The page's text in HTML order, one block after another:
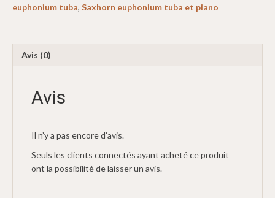
euphonium tuba, Saxhorn euphonium tuba et piano
Avis (0)
Avis
Il n’y a pas encore d’avis.
Seuls les clients connectés ayant acheté ce produit
ont la possibilité de laisser un avis.